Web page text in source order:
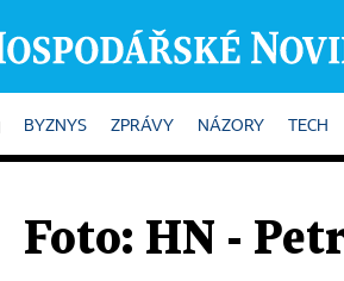
HOME
BYZNYS ZPRÁVY NÁZORY TECH
Foto: HN -